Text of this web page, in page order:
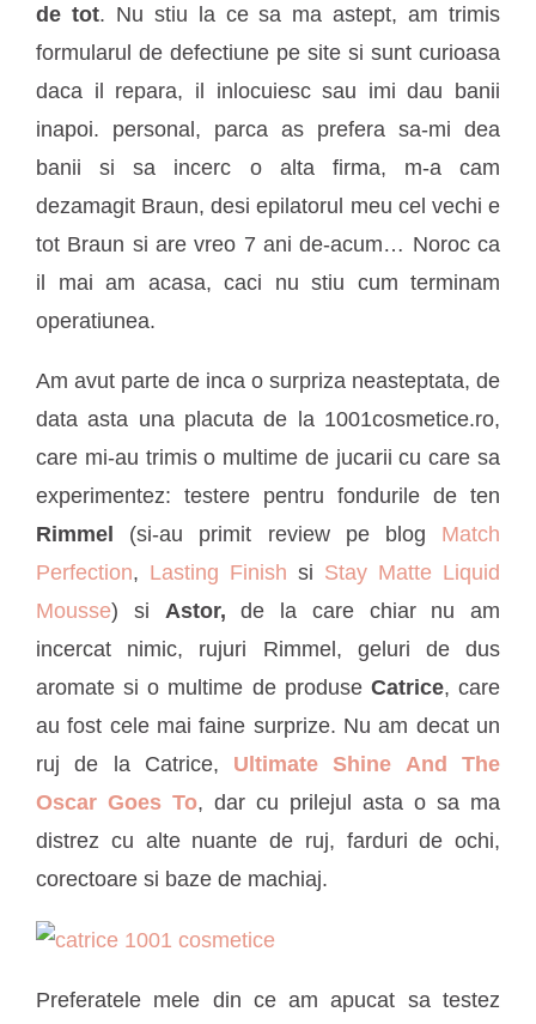
de tot. Nu stiu la ce sa ma astept, am trimis
formularul de defectiune pe site si sunt curioasa
daca il repara, il inlocuiesc sau imi dau banii
inapoi. personal, parca as prefera sa-mi dea
banii si sa incerc o alta firma, m-a cam
dezamagit Braun, desi epilatorul meu cel vechi e
tot Braun si are vreo 7 ani de-acum… Noroc ca
il mai am acasa, caci nu stiu cum terminam
operatiunea.
Am avut parte de inca o surpriza neasteptata, de
data asta una placuta de la 1001cosmetice.ro,
care mi-au trimis o multime de jucarii cu care sa
experimentez: testere pentru fondurile de ten
Rimmel (si-au primit review pe blog Match
Perfection, Lasting Finish si Stay Matte Liquid
Mousse) si Astor, de la care chiar nu am
incercat nimic, rujuri Rimmel, geluri de dus
aromate si o multime de produse Catrice, care
au fost cele mai faine surprize. Nu am decat un
ruj de la Catrice, Ultimate Shine And The
Oscar Goes To, dar cu prilejul asta o sa ma
distrez cu alte nuante de ruj, farduri de ochi,
corectoare si baze de machiaj.
Preferatele mele din ce am apucat sa testez